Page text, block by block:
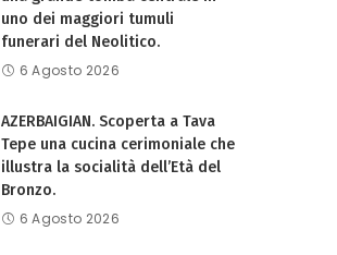
uno dei maggiori tumuli
funerari del Neolitico.
6 Agosto 2026
AZERBAIGIAN. Scoperta a Tava
Tepe una cucina cerimoniale che
illustra la socialità dell’Età del
Bronzo.
6 Agosto 2026